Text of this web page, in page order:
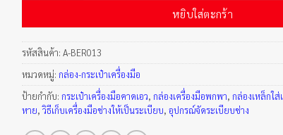
หยิบใส่ตะกร้า
รหัสสินค้า:A-BER013
หมวดหมู่:กล่อง-กระเป๋าเครื่องมือ
ป้ายกำกับ:กระเป๋าเครื่องมือคาดเอว,กล่องเครื่องมือพกพา,กล่องเหล็กใส่
หาย,วิธีเก็บเครื่องมือช่างให้เป็นระเบียบ,อุปกรณ์จัดระเบียบช่าง